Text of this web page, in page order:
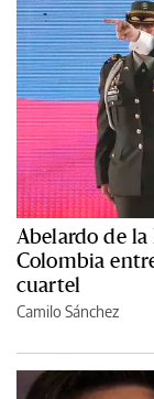
Abelardo de
Colombia
cuartel
Camilo Sánchez